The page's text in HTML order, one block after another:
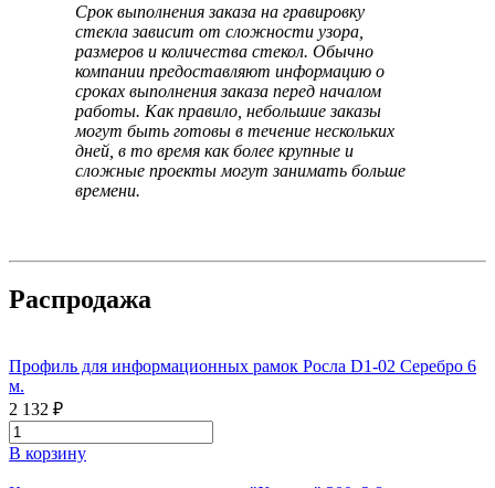
Срок выполнения заказа на гравировку
стекла зависит от сложности узора,
размеров и количества стекол. Обычно
компании предоставляют информацию о
сроках выполнения заказа перед началом
работы. Как правило, небольшие заказы
могут быть готовы в течение нескольких
дней, в то время как более крупные и
сложные проекты могут занимать больше
времени.
Распродажа
Профиль для информационных рамок Росла D1-02 Серебро 6
м.
2 132 ₽
В корзину